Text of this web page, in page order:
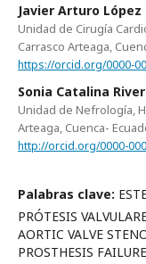
Javier Arturo López
Unidad de Cirugía
Carrasco Arteaga,
https://orcid.org/0000-
Sonia Catalina
Unidad de Nefrología,
Arteaga, Cuenca-
http://orcid.org/0000-
Palabras clave:
PRÓTESIS
AORTIC VALVE
PROSTHESIS FAILURE